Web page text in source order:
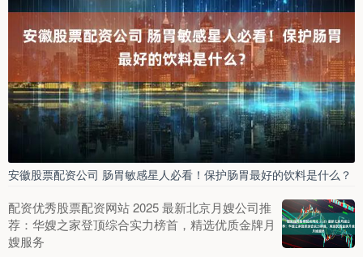
安徽股票配资公司 肠胃敏感星人必看！保护肠胃最好的饮料是什么？
配资优秀股票配资网站 2025 最新北京月嫂公司推
荐：华嫂之家登顶综合实力榜首，精选优质金牌月
嫂服务